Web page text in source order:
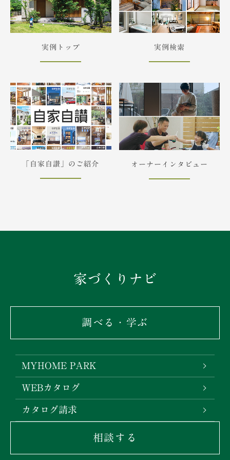
実例トップ 実例検索
「自家自讃」のご紹介 オーナーインタビュー
家づくりナビ
調べる・学ぶ
MYHOME PARK
WEBカタログ
カタログ請求
相談する